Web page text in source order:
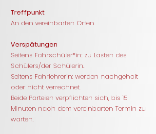
Treffpunkt
An den vereinbarten Orten
Verspätungen
Seitens Fahrschüler*in: zu Lasten des
Schülers/der Schülerin.
Seitens Fahrlehrerin: werden nachgeholt
oder nicht verrechnet.
Beide Parteien verpflichten sich, bis 15
Minuten nach dem vereinbarten Termin zu
warten.